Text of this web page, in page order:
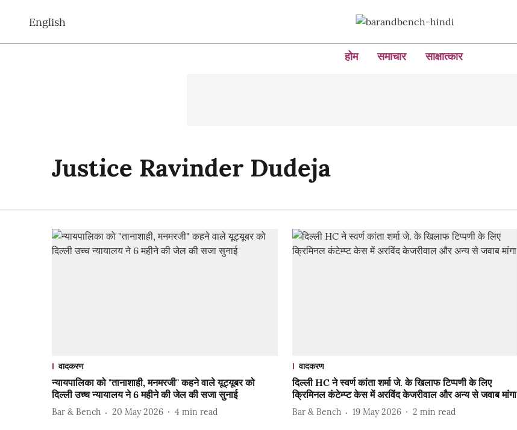
English
होम समाचार साक्षात्कार
Justice Ravinder Dudeja
वादकरण
न्यायपालिका को "तानाशाही, मनमरजी" कहने वाले यूट्यूबर को
दिल्ली उच्च न्यायालय ने 6 महीने की जेल की सजा सुनाई
Bar & Bench 20 May 2026 4 min read
वादकरण
दिल्ली HC ने स्वर्ण कांता शर्मा जे. के खिलाफ टिप्पणी के लिए
क्रिमिनल कंटेम्प्ट केस में अरविंद केजरीवाल और अन्य से जवाब मांगा
Bar & Bench 19 May 2026 2 min read